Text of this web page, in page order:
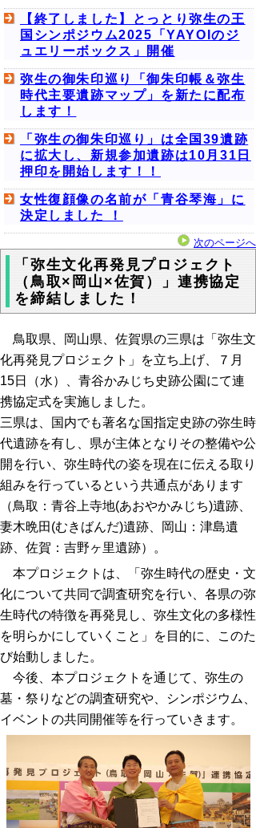
【終了しました】とっとり弥生の王
国シンポジウム2025「YAYOIのジ
ュエリーボックス」開催
弥生の御朱印巡り「御朱印帳＆弥生
時代主要遺跡マップ」を新たに配布
します！
「弥生の御朱印巡り」は全国39遺跡
に拡大し、新規参加遺跡は10月31日
押印を開始します！！
女性復顔像の名前が「青谷琴海」に
決定しました ！
次のページへ
「弥生文化再発見プロジェクト
（鳥取×岡山×佐賀）」連携協定
を締結しました！
鳥取県、岡山県、佐賀県の三県は「弥生文
化再発見プロジェクト」を立ち上げ、７月
15日（水）、青谷かみじち史跡公園にて連
携協定式を実施しました。
三県は、国内でも著名な国指定史跡の弥生時
代遺跡を有し、県が主体となりその整備や公
開を行い、弥生時代の姿を現在に伝える取り
組みを行っているという共通点があります
（鳥取：青谷上寺地(あおやかみじち)遺跡、
妻木晩田(むきばんだ)遺跡、岡山：津島遺
跡、佐賀：吉野ヶ里遺跡）。
本プロジェクトは、「弥生時代の歴史・文
化について共同で調査研究を行い、各県の弥
生時代の特徴を再発見し、弥生文化の多様性
を明らかにしていくこと」を目的に、このた
び始動しました。
今後、本プロジェクトを通じて、弥生の
墓・祭りなどの調査研究や、シンポジウム、
イベントの共同開催等を行っていきます。